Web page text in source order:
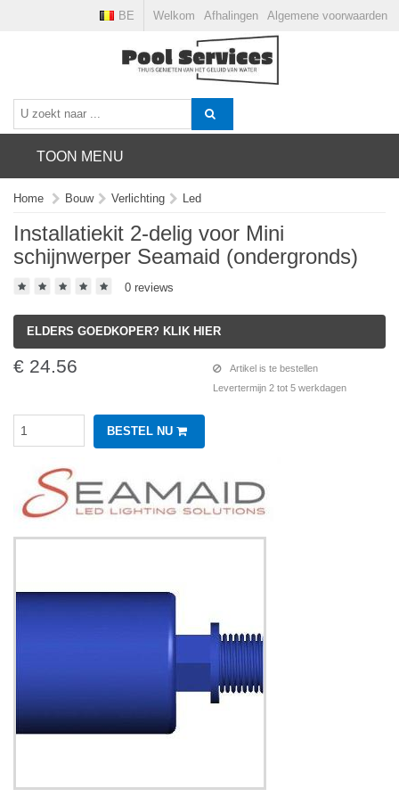
Welkom Afhalingen Algemene voorwaarden
BE
TOON MENU
Home Bouw Verlichting Led
Installatiekit 2-delig voor Mini
schijnwerper Seamaid (ondergronds)
0 reviews
ELDERS GOEDKOPER? KLIK HIER
€ 24.56
Artikel is te bestellen
Levertermijn 2 tot 5 werkdagen
BESTEL NU